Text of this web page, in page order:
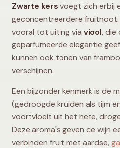
Zwarte kers voegt zich erbij
geconcentreerdere fruitnoot.
vooral tot uiting via viool, die
geparfumeerde elegantie
kunnen ook tonen van
verschijnen.
Een bijzonder kenmerk is de
(gedroogde kruiden als tijm
voortvloeit uit het hete,
Deze aroma's geven de wijn
verbinden fruit met aardse,